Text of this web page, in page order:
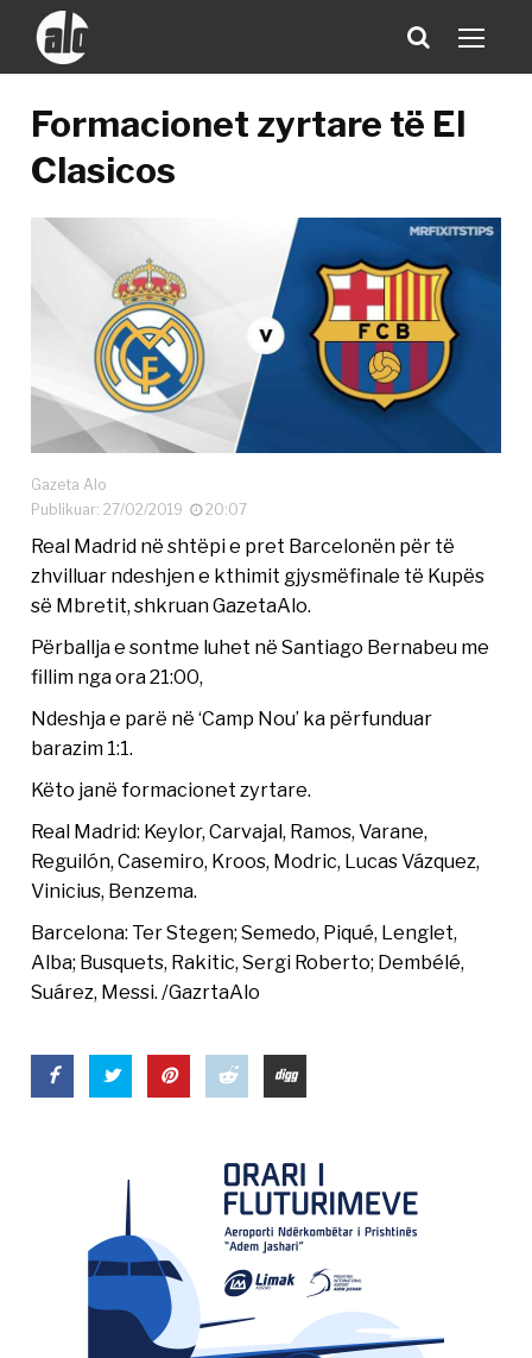
Formacionet zyrtare të El
Clasicos
Gazeta Alo
Publikuar: 27/02/2019
20:07
Real Madrid në shtëpi e pret Barcelonën për të
zhvilluar ndeshjen e kthimit gjysmëfinale të Kupës
së Mbretit, shkruan GazetaAlo.
Përballja e sontme luhet në Santiago Bernabeu me
fillim nga ora 21:00,
Ndeshja e parë në ‘Camp Nou’ ka përfunduar
barazim 1:1.
Këto janë formacionet zyrtare.
Real Madrid: Keylor, Carvajal, Ramos, Varane,
Reguilón, Casemiro, Kroos, Modric, Lucas Vázquez,
Vinicius, Benzema.
Barcelona: Ter Stegen; Semedo, Piqué, Lenglet,
Alba; Busquets, Rakitic, Sergi Roberto; Dembélé,
Suárez, Messi. /GazrtaAlo